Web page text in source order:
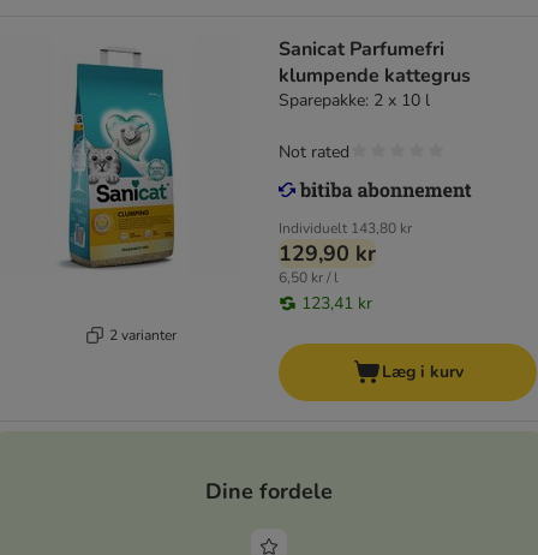
2 varianter
Sanicat Parfumefri
klumpende kattegrus
Sparepakke: 2 x 10 l
Individuelt 143,80 kr
129,90 kr
6,50 kr / l
123,41 kr
Not rated
Læg i kurv
Dine fordele